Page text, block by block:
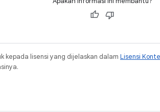
kepada lisensi yang dijelaskan dalam Lisensi